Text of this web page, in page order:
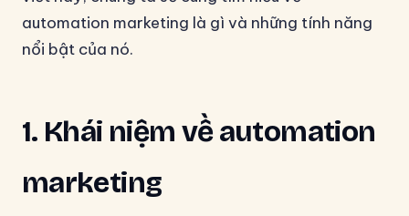
automation marketing là gì và những tính năng
nổi bật của nó.
1. Khái niệm về automation
marketing